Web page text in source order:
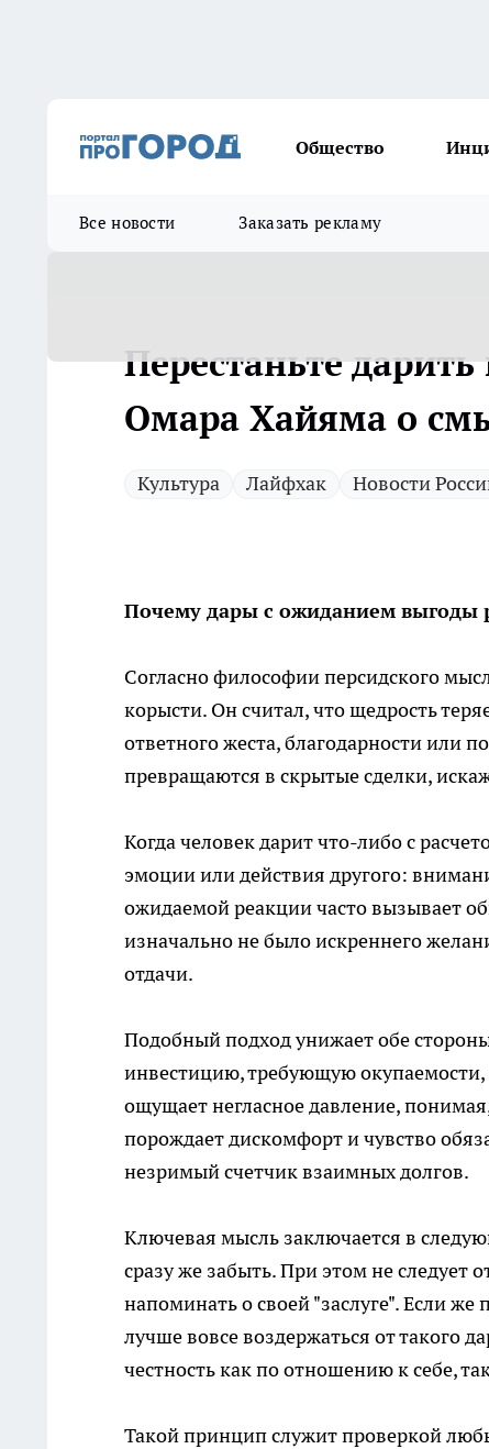
Общество
Все новости Заказать рекламу
Перестаньте
Омара Хайяма о
Культура Лайфхак Новости
Почему дары с ожиданием выгоды
Согласно философии персидского
корысти. Он считал, что щедрость
ответного жеста, благодарности или
превращаются в скрытые сделки,
Когда человек дарит что-либо с
эмоции или действия другого:
ожидаемой реакции часто вызывает
изначально не было искреннего
отдачи.
Подобный подход унижает обе
инвестицию, требующую
ощущает негласное давление,
порождает дискомфорт и чувство
незримый счетчик взаимных долгов.
Ключевая мысль заключается в
сразу же забыть. При этом не следует
напоминать о своей "заслуге". Если
лучше вовсе воздержаться от такого
честность как по отношению к себе,
Такой принцип служит проверкой